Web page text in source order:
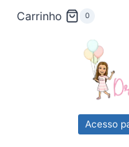
Pular
Carrinho 0
Acesso